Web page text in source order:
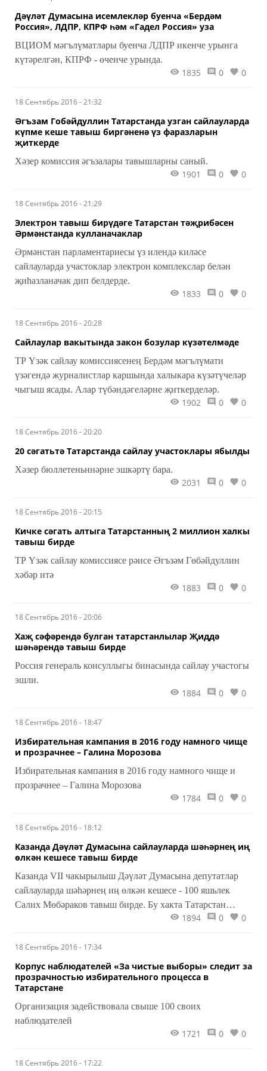
Дәүләт Думасына исемлекләр буенча «Бердәм
Россия», ЛДПР, КПРФ һәм «Гадел Россия» уза
ВЦИОМ мәгълүматлары буенча ЛДПР икенче урынга
күтәрелгән, КПРФ - өченче урында.
1835 0 0
18 Сентябрь 2016 - 21:32
Әгъзам Гобәйдуллин Татарстанда узган сайлауларда
күпме кеше тавыш биргәненә үз фаразларын
җиткерде
Хәзер комиссия әгъзалары тавышларны саный.
1901 0 0
18 Сентябрь 2016 - 21:29
Электрон тавыш бирүдәге Татарстан тәҗрибәсен
Әрмәнстанда кулланачаклар
Әрмәнстан парламентариесы үз илендә киләсе
сайлауларда участоклар электрон комплекслар белән
җиһазланачак дип белдерде.
1833 0 0
18 Сентябрь 2016 - 20:28
Сайлаулар вакытында закон бозулар күзәтелмәде
ТР Үзәк сайлау комиссиясенең Бердәм мәгълүмати
үзәгендә журналистлар каршында халыкара күзәтүчеләр
чыгыш ясады. Алар түбәндәгеләрне җиткерделәр.
1902 0 0
18 Сентябрь 2016 - 20:20
20 сәгатьтә Татарстанда сайлау участоклары ябылды
Хәзер бюллетеньннәрне эшкәртү бара.
2031 0 0
18 Сентябрь 2016 - 20:15
Кичке сәгать алтыга Татарстанның 2 миллион халкы
тавыш бирде
ТР Үзәк сайлау комиссиясе рәисе Әгъзәм Гөбәйдуллин
хәбәр итә
1883 0 0
18 Сентябрь 2016 - 20:06
Хаҗ сәфәрендә булган татарстанлылар Җиддә
шәһәрендә тавыш бирде
Россия генераль консуллыгы бинасында сайлау участогы
эшли.
1884 0 0
18 Сентябрь 2016 - 18:47
Избирательная кампания в 2016 году намного чище
и прозрачнее – Галина Морозова
Избирательная кампания в 2016 году намного чище и
прозрачнее – Галина Морозова
1784 0 0
18 Сентябрь 2016 - 18:12
Казанда Дәүләт Думасына сайлауларда шәһәрнең иң
өлкән кешесе тавыш бирде
Казанда VII чакырылыш Дәүләт Думасына депутатлар
сайлауларда шәһәрнең иң өлкән кешесе - 100 яшьлек
Салих Мөбәраков тавыш бирде. Бу хакта Татарстан
Республикасы Үзәк сайлау комиссиясе Мәгълүмат үзәге
1894 0 0
18 Сентябрь 2016 - 17:34
Корпус наблюдателей «За чистые выборы» следит за
прозрачностью избирательного процесса в
Татарстане
Организация задействовала свыше 100 своих
наблюдателей
1721 0 0
18 Сентябрь 2016 - 17:22